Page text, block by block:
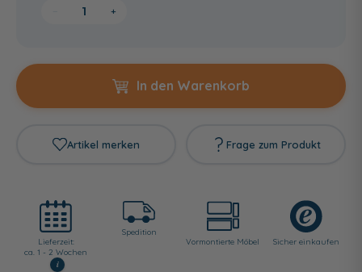
+
In den Warenkorb
Artikel merken Frage zum Produkt
Lieferzeit:
ca. 1 - 2 Wochen
i
Spedition
Vormontierte Möbel
Sicher einkaufen